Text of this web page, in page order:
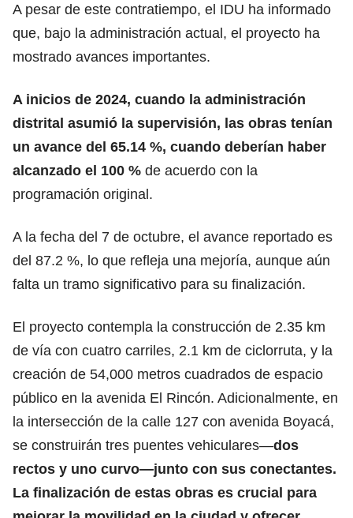
A pesar de este contratiempo, el IDU ha informado
que, bajo la administración actual, el proyecto ha
mostrado avances importantes.
A inicios de 2024, cuando la administración
distrital asumió la supervisión, las obras tenían
un avance del 65.14 %, cuando deberían haber
alcanzado el 100 % de acuerdo con la
programación original.
A la fecha del 7 de octubre, el avance reportado es
del 87.2 %, lo que refleja una mejoría, aunque aún
falta un tramo significativo para su finalización.
El proyecto contempla la construcción de 2.35 km
de vía con cuatro carriles, 2.1 km de ciclorruta, y la
creación de 54,000 metros cuadrados de espacio
público en la avenida El Rincón. Adicionalmente, en
la intersección de la calle 127 con avenida Boyacá,
se construirán tres puentes vehiculares—dos
rectos y uno curvo—junto con sus conectantes.
La finalización de estas obras es crucial para